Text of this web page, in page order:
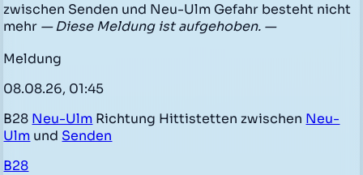
zwischen Senden und Neu-Ulm Gefahr besteht nicht
mehr — Diese Meldung ist aufgehoben. —
Meldung
08.08.26, 01:45
B28 Neu-Ulm Richtung Hittistetten zwischen Neu-
Ulm und Senden
B28